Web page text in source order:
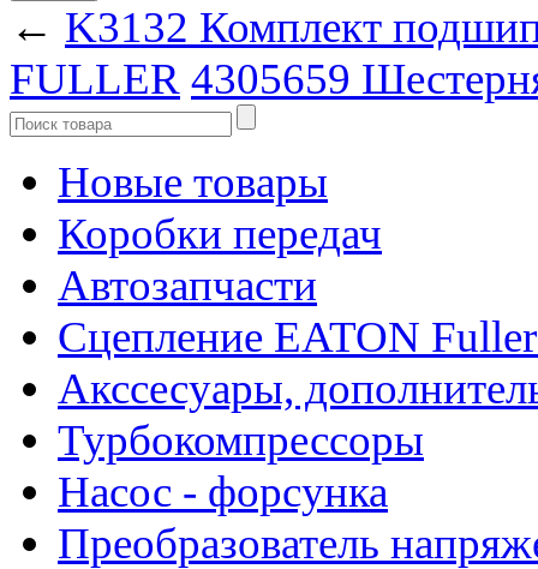
← K3132 Комплект
FULLER 4305659
Новые товары
Коробки передач
Автозапчасти
Сцепление EATON
Акссесуары,
Турбокомпрессоры
Насос - форсунка
Преобразователь